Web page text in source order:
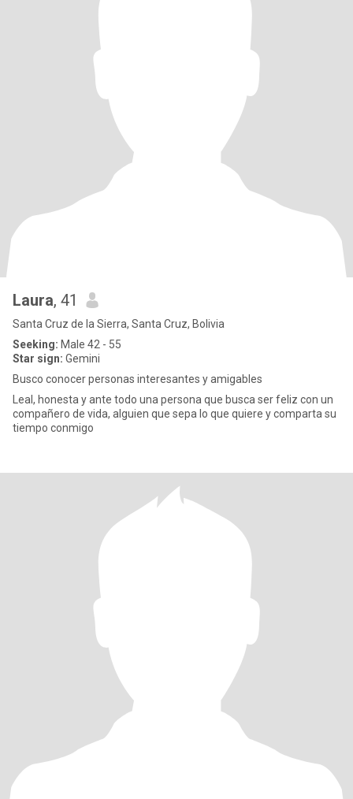
Laura, 41
Santa Cruz de la Sierra, Santa Cruz, Bolivia
Seeking: Male 42 - 55
Star sign: Gemini
Busco conocer personas interesantes y amigables
Leal, honesta y ante todo una persona que busca ser feliz con un
compañero de vida, alguien que sepa lo que quiere y comparta su
tiempo conmigo